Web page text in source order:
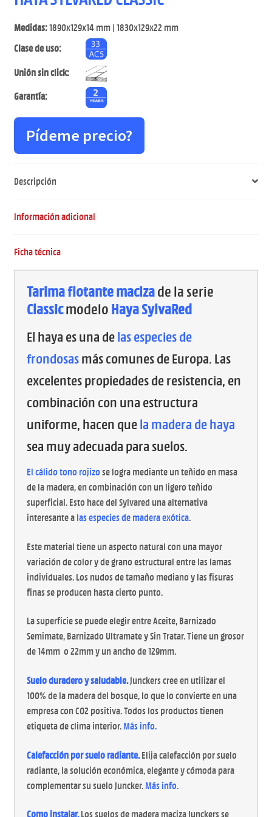
Medidas:1890x129x14 mm | 1830x129x22 mm
Clase de uso:
Unión sin click:
Garantía:
Pídeme precio?
Descripción
Información adicional
Ficha técnica
Tarima flotante macizade la serie
Classicmodelo Haya SylvaRed
El haya es una delas especies de
frondosasmás comunes de Europa. Las
excelentes propiedades de resistencia, en
combinación con una estructura
uniforme, hacen quela madera de haya
sea muy adecuada para suelos.
El cálido tono rojizo se logra mediante un teñido en masa
de la madera, en combinación con un ligero teñido
superficial. Esto hace del Sylvared una alternativa
interesante alas especies de madera exótica.
Este material tiene un aspecto natural con una mayor
variación de color y de grano estructural entre las lamas
individuales. Los nudos de tamaño mediano y las fisuras
finas se producen hasta cierto punto.
La superficie se puede elegir entre Aceite, Barnizado
Semimate, Barnizado Ultramate y Sin Tratar. Tiene un grosor
de 14mm o 22mm y un ancho de 129mm.
Suelo duradero y saludable.Junckers cree en utilizar el
100% de la madera del bosque, lo que lo convierte en una
empresa con CO2 positiva. Todos los productos tienen
etiqueta de clima interior.Más info.
Calefacción por suelo radiante.Elija calefacción por suelo
radiante, la solución económica, elegante y cómoda para
complementar su suelo Juncker. Más info.
Como instalar.Los suelos de madera maciza Junckers se